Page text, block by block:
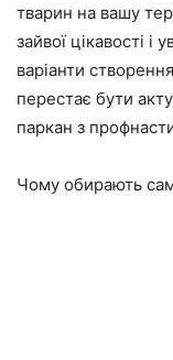
тварин на вашу
зайвої цікавості і
варіанти
перестає бути
паркан з
Чому обирають